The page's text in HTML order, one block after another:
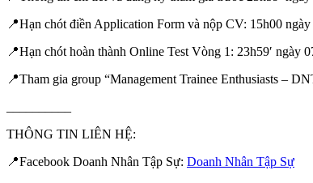
📍Hạn chót điền Application Form và nộp CV: 15h00
📍Hạn chót hoàn thành Online Test Vòng 1: 23h59′ ngày
📍Tham gia group “Management Trainee Enthusiasts –
THÔNG TIN LIÊN HỆ:
📍Facebook Doanh Nhân Tập Sự: Doanh Nhân Tập Sự